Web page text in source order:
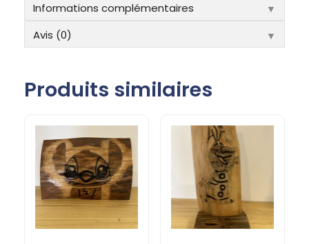
Informations complémentaires ▼
Avis (0) ▼
Produits similaires